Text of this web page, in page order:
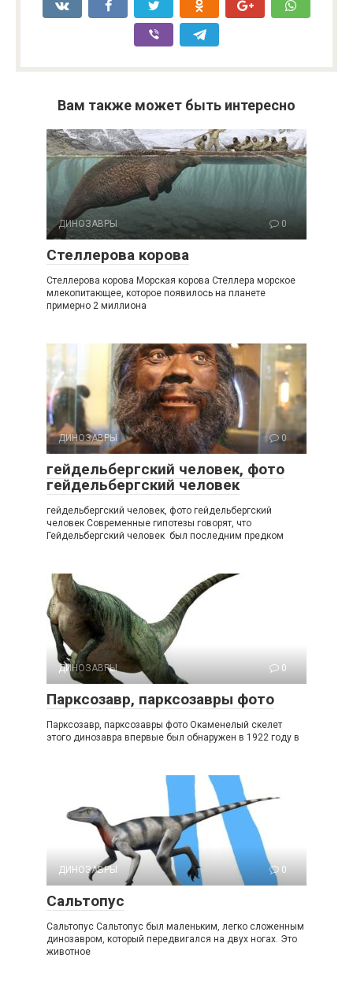
Вам также может быть интересно
ДИНОЗАВРЫ 0
Стеллерова корова
Стеллерова корова Морская корова Стеллера морское
млекопитающее, которое появилось на планете
примерно 2 миллиона
ДИНОЗАВРЫ 0
гейдельбергский человек, фото
гейдельбергский человек
гейдельбергский человек, фото гейдельбергский
человек Современные гипотезы говорят, что
Гейдельбергский человек был последним предком
ДИНОЗАВРЫ 0
Парксозавр, парксозавры фото
Парксозавр, парксозавры фото Окаменелый скелет
этого динозавра впервые был обнаружен в 1922 году в
ДИНОЗАВРЫ 0
Сальтопус
Сальтопус Сальтопус был маленьким, легко сложенным
динозавром, который передвигался на двух ногах. Это
животное